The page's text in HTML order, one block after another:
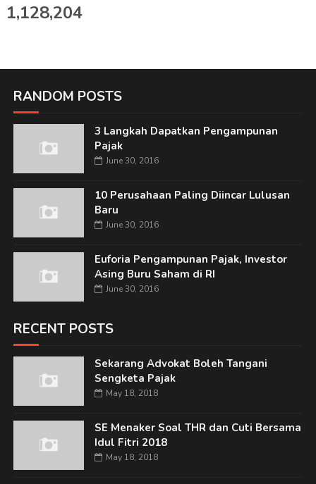
1,128,204
RANDOM POSTS
3 Langkah Dapatkan Pengampunan
Pajak
June 30, 2016
10 Perusahaan Paling Diincar Lulusan
Baru
June 30, 2016
Euforia Pengampunan Pajak, Investor
Asing Buru Saham di RI
June 30, 2016
RECENT POSTS
Sekarang Advokat Boleh Tangani
Sengketa Pajak
May 18, 2018
SE Menaker Soal THR dan Cuti Bersama
Idul Fitri 2018
May 18, 2018